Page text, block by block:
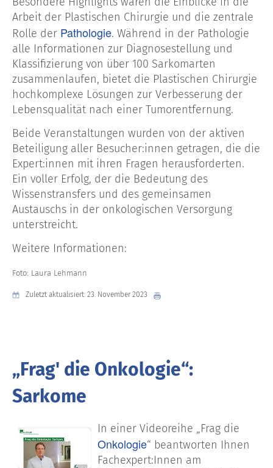
Arbeit der Plastischen Chirurgie und die zentrale
Rolle der Pathologie. Während in der Pathologie
alle Informationen zur Diagnosestellung und
Klassifizierung von über 100 Sarkomarten
zusammenlaufen, bietet die Plastischen Chirurgie
hochkomplexe Lösungen zur Verbesserung der
Lebensqualität nach einer Tumorentfernung.
Beide Veranstaltungen wurden von der aktiven
Beteiligung aller Besucher:innen getragen, die die
Expert:innen mit ihren Fragen herausforderten.
Ein voller Erfolg, der die Bedeutung des
Wissenstransfers und des gemeinsamen
Austauschs in der onkologischen Versorgung
unterstreicht.
Weitere Informationen:
Foto: Laura Lehmann
Zuletzt aktualisiert: 23. November 2023
„Frag' die Onkologie“:
Sarkome
In einer Videoreihe „Frag die
Onkologie“ beantworten Ihnen
Fachexpert:Innen am